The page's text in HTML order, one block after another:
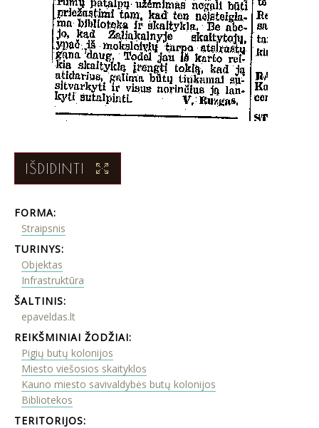
IŠDIDINTI
FORMA:
Straipsnis
TURINYS:
Objektas
Infrastruktūra
ŠALTINIS:
epaveldas.lt
REIKŠMINIAI ŽODŽIAI:
Pigių butų kolonijos
Miesto viešosios skaityklos
Kauno miesto savivaldybės butų kolonijos
Bibliotekos
TERITORIJOS: